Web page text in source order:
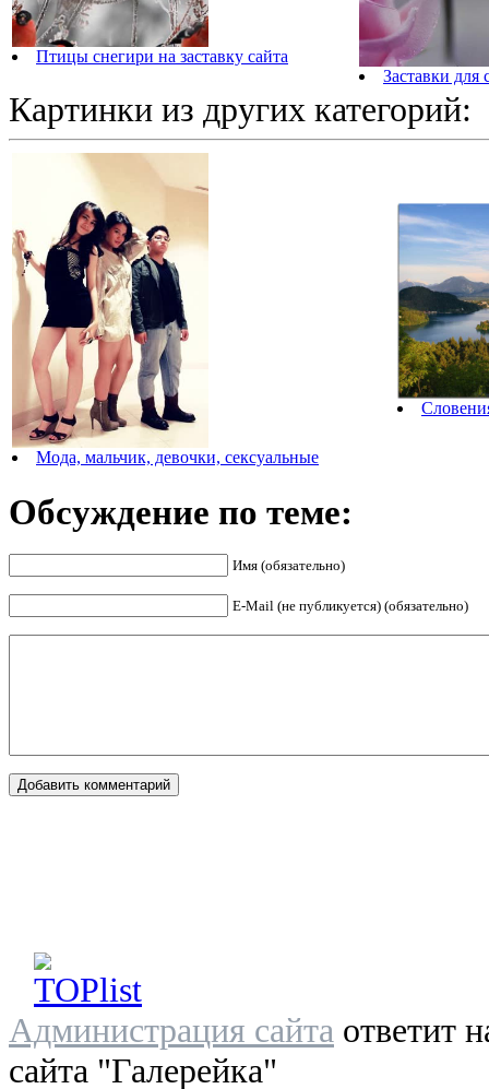
Птицы снегири на заставку сайта
Заставки для
Картинки из других категорий:
Мода, мальчик, девочки, сексуальные
Обсуждение по теме:
Имя (обязательно)
E-Mail (не публикуется) (обязательно)
Администрация сайта ответит
сайта "Галерейка"